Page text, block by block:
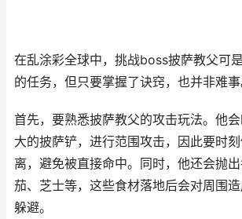
在乱涂彩全球中，挑战boss披萨教父可
的任务，但只要掌握了诀窍，也并非难事
首先，要熟悉披萨教父的攻击玩法。他
大的披萨铲，进行范围攻击，因此要时
离，避免被直接命中。同时，他还会抛
茄、芝士等，这些食材落地后会对周围
躲避。